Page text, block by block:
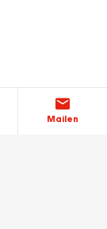
Mailen